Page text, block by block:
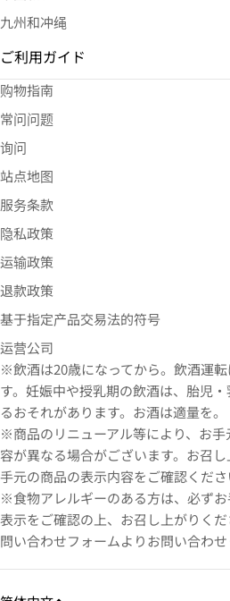
九州和冲绳
ご利用ガイド
购物指南
常问问题
询问
站点地图
服务条款
隐私政策
运输政策
退款政策
基于指定产品交易法的符号
运营公司
※飲酒は20歳になってから。飲酒運
す。妊娠中や授乳期の飲酒は、胎児
るおそれがあります。お酒は適量を。
※商品のリニューアル等により、お
容が異なる場合がございます。お召
手元の商品の表示内容をご確認くださ
※食物アレルギーのある方は、必ず
表示をご確認の上、お召し上がりく
問い合わせフォームよりお問い合わせ